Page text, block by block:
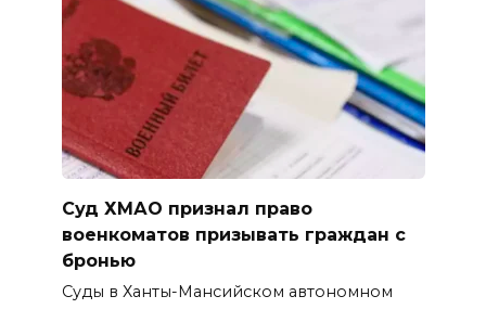
Суд ХМАО признал право
военкоматов призывать граждан с
бронью
Суды в Ханты-Мансийском автономном